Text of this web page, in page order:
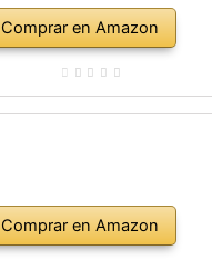
Comprar en Amazon
Comprar en Amazon